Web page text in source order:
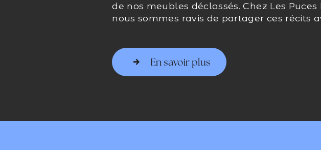
de nos meubles déclassés. Chez Les
nous sommes ravis de partager ces récits
En savoir plus